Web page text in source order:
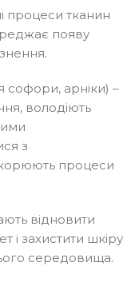
процеси тканин
появу
софори, арніки) –
володіють
з
процеси
відновити
і захистити шкіру
середовища.